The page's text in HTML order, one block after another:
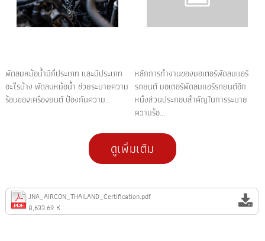
พัดลมหม้อน้ำมีกี่ประเภท และมีประเภท
อะไรบ้าง พัดลมหม้อน้ำ ช่วยระบายความ
ร้อนของเครื่องยนต์ ป้องกันความ...
หลักการทำงานของมอเตอร์พัดลมแอร์
รถยนต์ มอเตอร์พัดลมแอร์รถยนต์อีก
หนึ่งส่วนประกอบสำคัญในการระบาย
ความร้อ...
ดูเพิ่มเติม
JNA_AIRCON_THAILAND_Certification.pdf
8,633.69 K